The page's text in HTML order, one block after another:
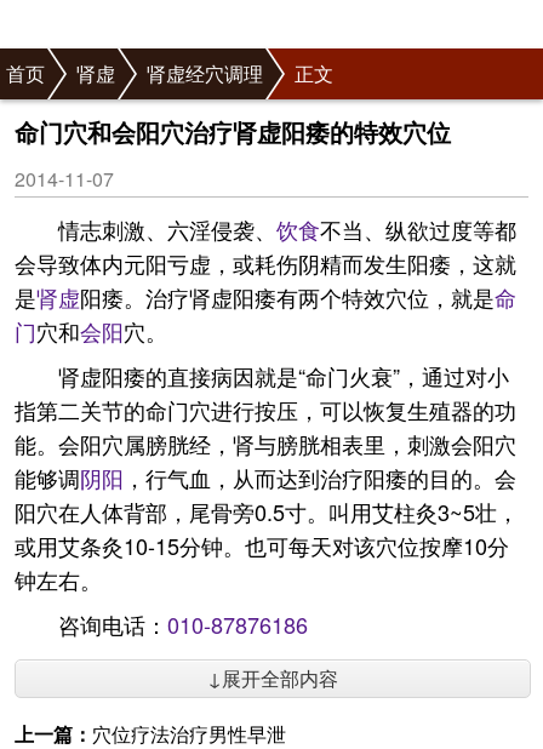
首页 肾虚 肾虚经穴调理 正文
命门穴和会阳穴治疗肾虚阳痿的特效穴位
2014-11-07
情志刺激、六淫侵袭、 饮食不当、纵欲过度等都
会导致体内元阳亏虚，或耗伤阴精而发生阳痿，这就
是肾虚阳痿。治疗肾虚阳痿有两个特效穴位，就是命
门穴和会阳穴。
肾虚阳痿的直接病因就是“命门火衰”，通过对小
指第二关节的命门穴进行按压，可以恢复生殖器的功
能。会阳穴属膀胱经，肾与膀胱相表里，刺激会阳穴
能够调阴阳 ，行气血，从而达到治疗阳痿的目的。会
阳穴在人体背部，尾骨旁0.5寸。叫用艾柱灸3~5壮，
或用艾条灸10-15分钟。也可每天对该穴位按摩10分
钟左右。
咨询电话： 010-87876186
↓展开全部内容
上一篇： 穴位疗法治疗男性早泄